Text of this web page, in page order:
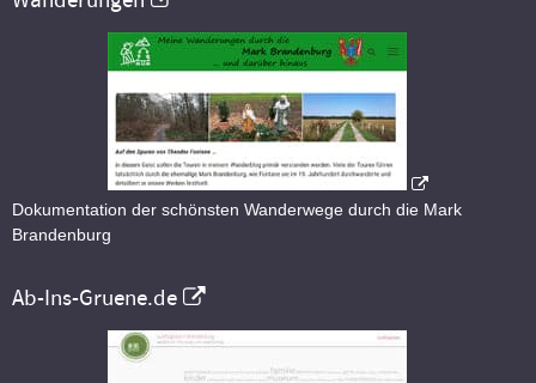
Dokumentation der schönsten Wanderwege durch die Mark
Brandenburg
Ab-Ins-Gruene.de